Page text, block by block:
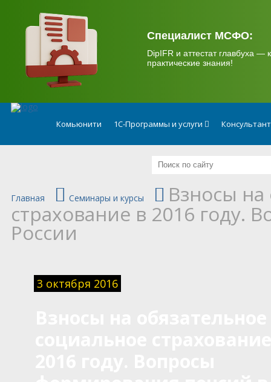
Специалист МСФО:
DipIFR и аттестат главбуха —
практические знания!
Комьюнити 1С-Программы и услуги
Главная Семинары и курсы Взносы на
страхование в 2016 году.
России
3 октября 2016